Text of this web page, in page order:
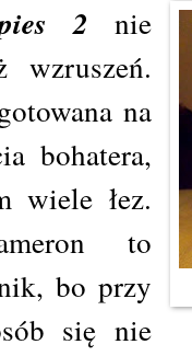
2 nie
wzruszeń.
na
bohatera,
wiele łez.
to
bo przy
się nie